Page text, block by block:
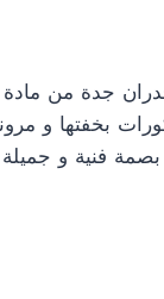
جدة من
بخفتها و
فنية و